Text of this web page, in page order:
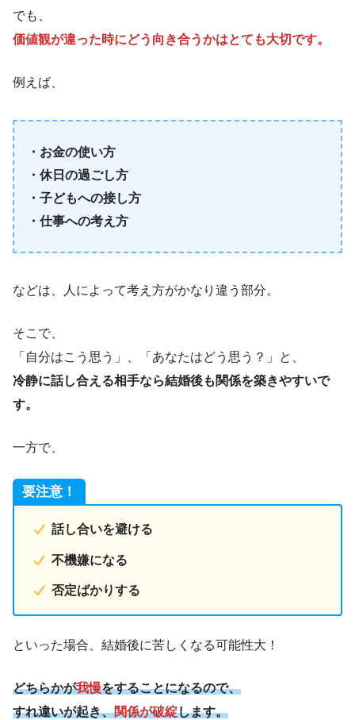
でも、
価値観が違った時にどう向き合うかはとても大切です。
例えば、
・お金の使い方
・休日の過ごし方
・子どもへの接し方
・仕事への考え方
などは、人によって考え方がかなり違う部分。
そこで、
「自分はこう思う」、「あなたはどう思う？」と、
冷静に話し合える相手なら結婚後も関係を築きやすいで
す。
一方で、
要注意！
話し合いを避ける
不機嫌になる
否定ばかりする
といった場合、結婚後に苦しくなる可能性大！
どちらかが我慢をすることになるので、
すれ違いが起き、関係が破綻します。